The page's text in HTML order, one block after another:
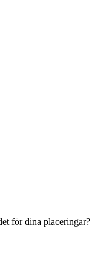
för dina placeringar?